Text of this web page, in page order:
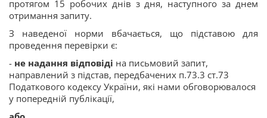
протягом 15 робочих днів з дня, наступного за днем
отримання запиту.
З наведеної норми вбачається, що підставою для
проведення перевірки є:
- не надання відповіді на письмовий запит,
направлений з підстав, передбачених п.73.3 ст.73
Податкового кодексу України, які нами обговорювалося
у попередній публікації,